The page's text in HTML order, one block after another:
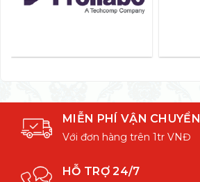
MIỄN PHÍ VẬN CHUYỂN
Với đơn hàng trên 1tr VNĐ
HỖ TRỢ 24/7